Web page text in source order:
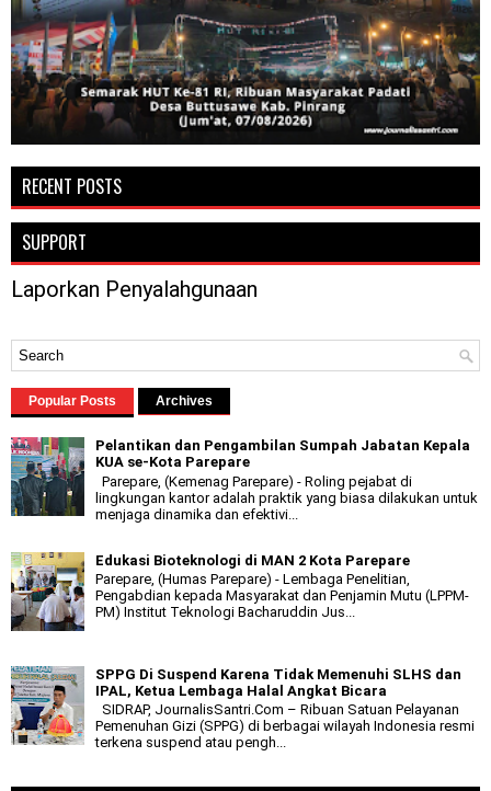
RECENT POSTS
SUPPORT
Laporkan Penyalahgunaan
Popular Posts Archives
Pelantikan dan Pengambilan Sumpah Jabatan Kepala
KUA se-Kota Parepare
Parepare, (Kemenag Parepare) - Roling pejabat di
lingkungan kantor adalah praktik yang biasa dilakukan untuk
menjaga dinamika dan efektivi...
Edukasi Bioteknologi di MAN 2 Kota Parepare
Parepare, (Humas Parepare) - Lembaga Penelitian,
Pengabdian kepada Masyarakat dan Penjamin Mutu (LPPM-
PM) Institut Teknologi Bacharuddin Jus...
SPPG Di Suspend Karena Tidak Memenuhi SLHS dan
IPAL, Ketua Lembaga Halal Angkat Bicara
SIDRAP, JournalisSantri.Com – Ribuan Satuan Pelayanan
Pemenuhan Gizi (SPPG) di berbagai wilayah Indonesia resmi
terkena suspend atau pengh...